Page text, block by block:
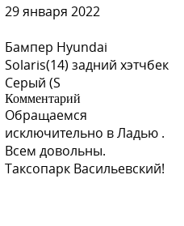
Y01 - GOLD (Золото)
H01 - LETNIY PESOK (Летний
29 января 2022
Бампер Hyundai
Solaris(14) задний хэтчбек
Серый (S
Комментарий
Обращаемся
исключительно в Ладью .
Всем довольны.
Таксопарк Васильевский!